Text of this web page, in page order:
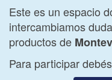
Este es un espacio
intercambiamos
productos de
Para participar